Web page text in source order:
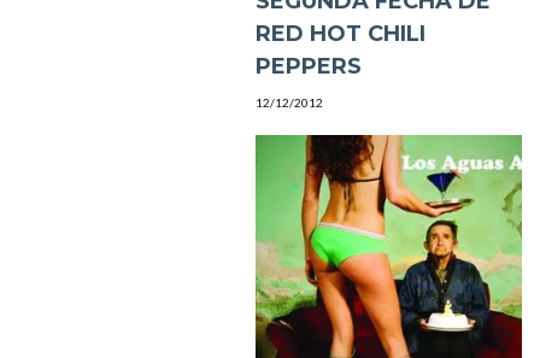
RED HOT CHILI
PEPPERS
12/12/2012